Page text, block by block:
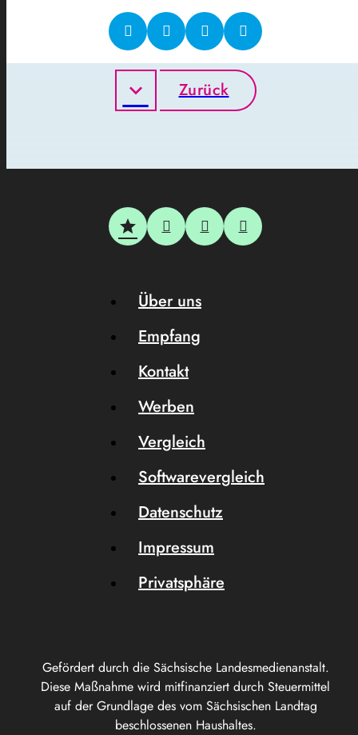
Zurück
Gefördert durch die Sächsische Landesmedienanstalt.
Diese Maßnahme wird mitfinanziert durch Steuermittel
auf der Grundlage des vom Sächsischen Landtag
beschlossenen Haushaltes.
Über uns
Empfang
Kontakt
Werben
Vergleich
Softwarevergleich
Datenschutz
Impressum
Privatsphäre